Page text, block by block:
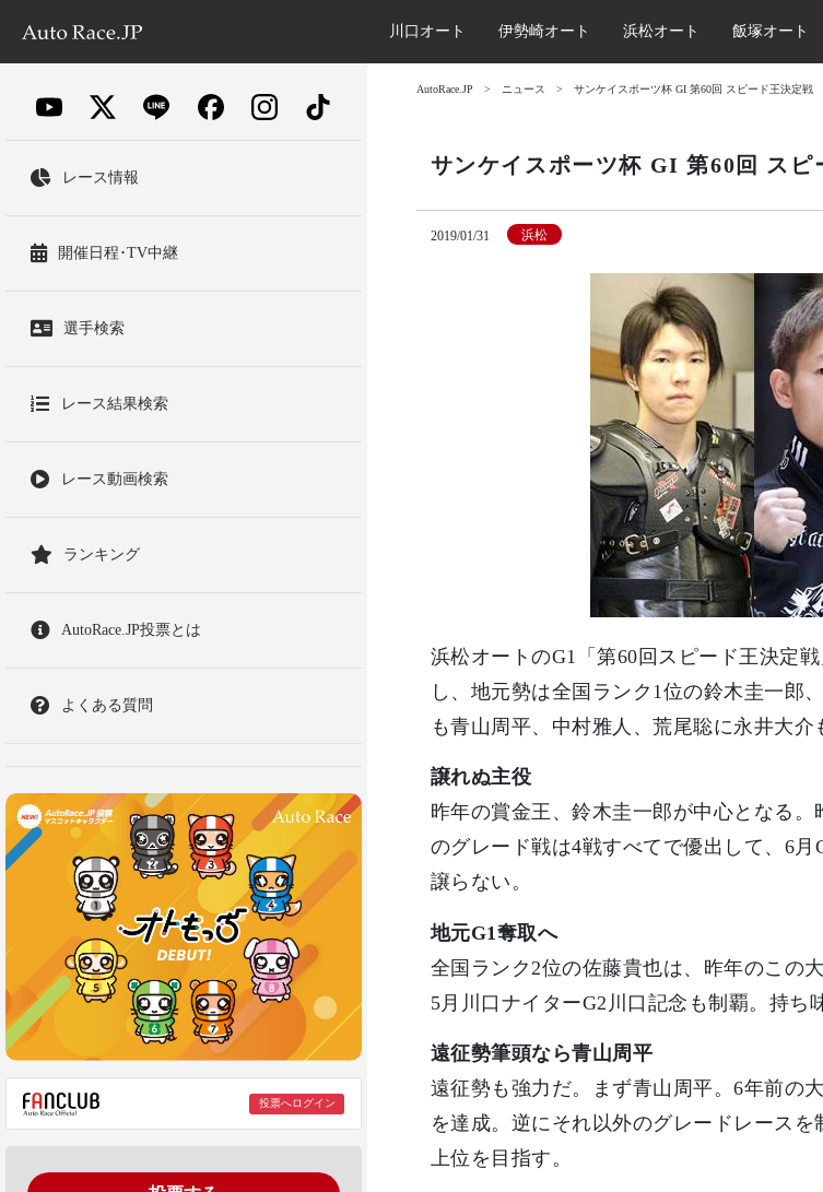
川口オート 伊勢崎オート 浜松オート 飯塚オート
レース情報
開催日程･TV中継
選手検索
レース結果検索
レース動画検索
ランキング
AutoRace.JP投票とは
よくある質問
投票へログイン
AutoRace.JP ニュース サンケイスポーツ杯 GI 第60回 スピード王決定戦
サンケイスポーツ杯 GI 第60回 ス
2019/01/31 浜松
浜松オートのG1「第60回スピード王決定
し、地元勢は全国ランク1位の鈴木圭一郎
も青山周平、中村雅人、荒尾聡に永井大介
譲れぬ主役
昨年の賞金王、鈴木圭一郎が中心となる
のグレード戦は4戦すべてで優出して、6
譲らない。
地元G1奪取へ
全国ランク2位の佐藤貴也は、昨年のこの
5月川口ナイターG2川口記念も制覇。持ち
遠征勢筆頭なら青山周平
遠征勢も強力だ。まず青山周平。6年前の
を達成。逆にそれ以外のグレードレース
上位を目指す。